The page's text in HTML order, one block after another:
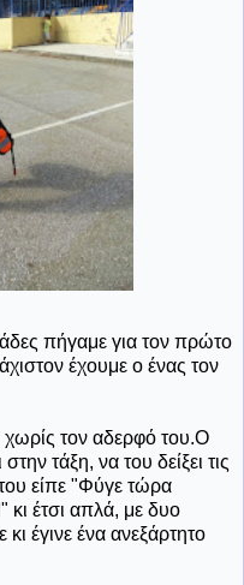
πήγαμε για τον πρώτο
έχουμε ο ένας τον
τον αδερφό του.Ο
τάξη, να του δείξει τις
είπε "Φύγε τώρα
κι έτσι απλά, με δυο
έγινε ένα ανεξάρτητο